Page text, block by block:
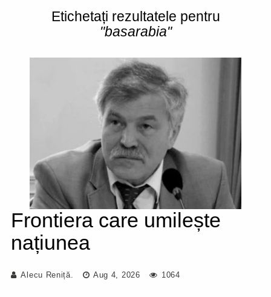
Etichetați rezultatele pentru
"basarabia"
Frontiera care umilește
națiunea
Alecu Reniță. Aug 4, 2026 1064